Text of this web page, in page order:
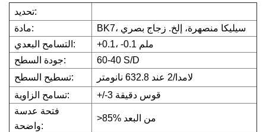
تحديد:
مادة:
BK7، سيليكا منصهرة، إلخ. زجاج بصري
التسامح البعدي:
+0.1، -0.1 ملم
جودة السطح:
60-40 S/D
تسطيح السطح:
لامدا/2 عند 632.8 نانومتر
تسامح الزاوية:
+/-3 قوس دقيقة
فتحة عدسة
واضحة:
>85% من البعد